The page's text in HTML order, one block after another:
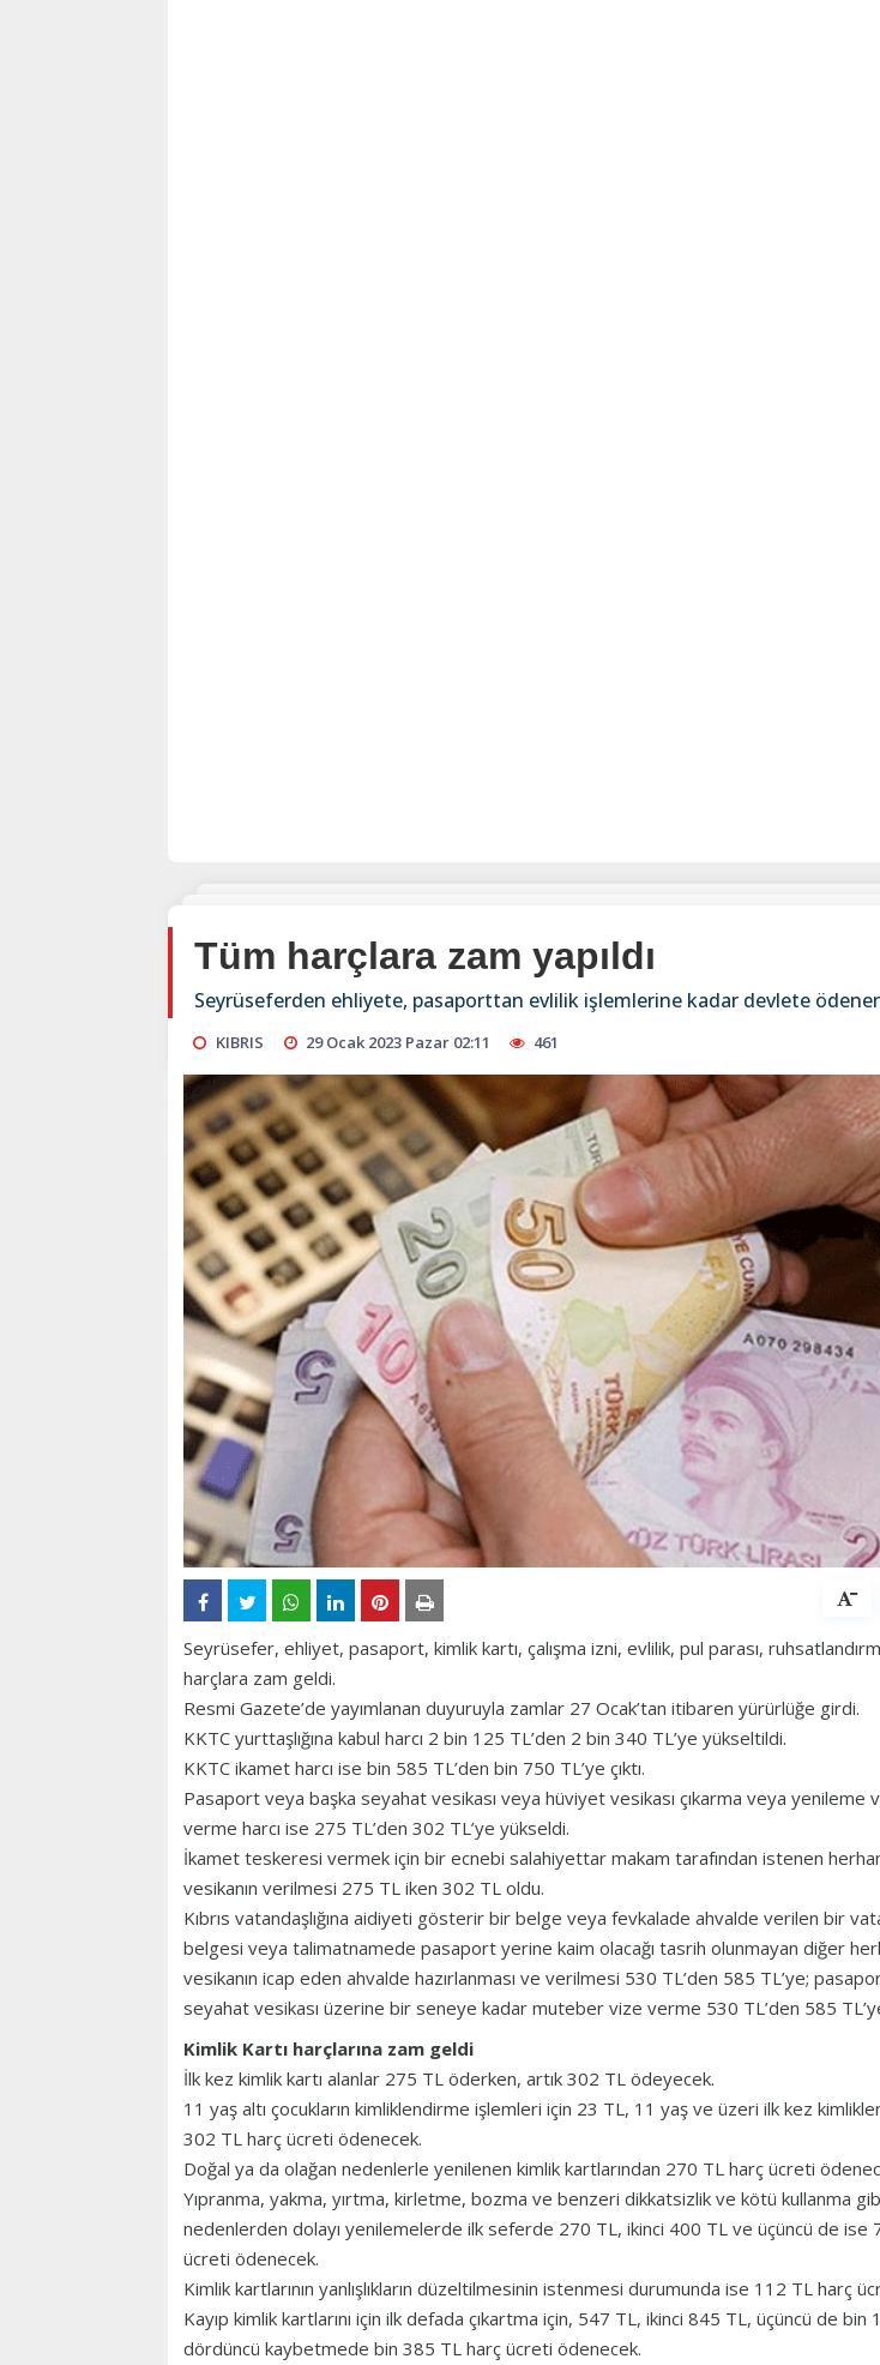
Tüm harçlara zam yapıldı
Seyrüseferden ehliyete, pasaporttan evlilik işlemlerine kadar devlete
KIBRIS 29 Ocak 2023 Pazar 02:11 461
Seyrüsefer, ehliyet, pasaport, kimlik kartı, çalışma izni, evlilik, pul parası,
harçlara zam geldi.
Resmi Gazete’de yayımlanan duyuruyla zamlar 27 Ocak’tan itibaren yürürlüğe girdi.
KKTC yurttaşlığına kabul harcı 2 bin 125 TL’den 2 bin 340 TL’ye yükseltildi.
KKTC ikamet harcı ise bin 585 TL’den bin 750 TL’ye çıktı.
Pasaport veya başka seyahat vesikası veya hüviyet vesikası çıkarma veya yenileme
verme harcı ise 275 TL’den 302 TL’ye yükseldi.
İkamet teskeresi vermek için bir ecnebi salahiyettar makam tarafından istenen
vesikanın verilmesi 275 TL iken 302 TL oldu.
Kıbrıs vatandaşlığına aidiyeti gösterir bir belge veya fevkalade ahvalde verilen bir
belgesi veya talimatnamede pasaport yerine kaim olacağı tasrih olunmayan diğer
vesikanın icap eden ahvalde hazırlanması ve verilmesi 530 TL’den 585 TL’ye;
seyahat vesikası üzerine bir seneye kadar muteber vize verme 530 TL’den 585
Kimlik Kartı harçlarına zam geldi
İlk kez kimlik kartı alanlar 275 TL öderken, artık 302 TL ödeyecek.
11 yaş altı çocukların kimliklendirme işlemleri için 23 TL, 11 yaş ve üzeri ilk kez
302 TL harç ücreti ödenecek.
Doğal ya da olağan nedenlerle yenilenen kimlik kartlarından 270 TL harç ücreti
Yıpranma, yakma, yırtma, kirletme, bozma ve benzeri dikkatsizlik ve kötü kullanma
nedenlerden dolayı yenilemelerde ilk seferde 270 TL, ikinci 400 TL ve üçüncü de ise
ücreti ödenecek.
Kimlik kartlarının yanlışlıkların düzeltilmesinin istenmesi durumunda ise 112 TL harç
Kayıp kimlik kartlarını için ilk defada çıkartma için, 547 TL, ikinci 845 TL, üçüncü de bin
dördüncü kaybetmede bin 385 TL harç ücreti ödenecek.